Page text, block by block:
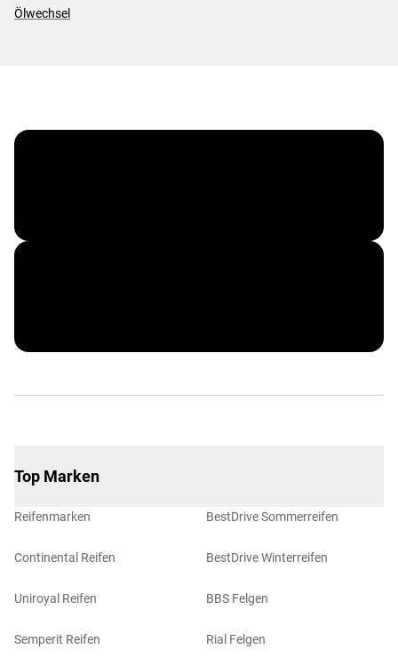
Ölwechsel
Top Marken
Reifenmarken
Continental Reifen
Uniroyal Reifen
Semperit Reifen
BestDrive Sommerreifen
BestDrive Winterreifen
BBS Felgen
Rial Felgen